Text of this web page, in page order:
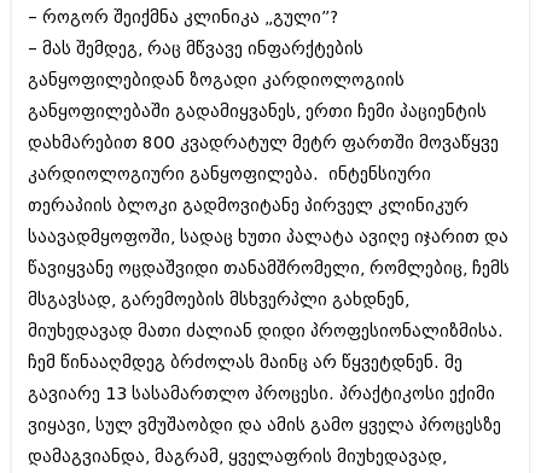
ნოემბერი 2017 (212)
ოქტომბერი 2017 (231)
სექტემბერი 2017 (261)
ივლისი 2017 (233)
ივნისი 2017 (265)
მაისი 2017 (216)
აპრილი 2017 (220)
მარტი 2017 (212)
თებერვალი 2017 (205)
იანვარი 2017 (246)
დეკემბერი 2016 (207)
ნოემბერი 2016 (207)
ოქტომბერი 2016 (257)
სექტემბერი 2016 (224)
აგვისტო 2016 (258)
ივნისი 2016 (221)
მაისი 2016 (261)
– როგორ შეიქმნა კლინიკა „გული”?
– მას შემდეგ, რაც მწვავე ინფარქტების
განყოფილებიდან ზოგადი კარდიოლოგიის
განყოფილებაში გადამიყვანეს, ერთი ჩემი პაციენტის
დახმარებით 800 კვადრატულ მეტრ ფართში მოვაწყვე
კარდიოლოგიური განყოფილება. ინტენსიური
თერაპიის ბლოკი გადმოვიტანე პირველ კლინიკურ
საავადმყოფოში, სადაც ხუთი პალატა ავიღე იჯარით და
წავიყვანე ოცდაშვიდი თანამშრომელი, რომლებიც, ჩემს
მსგავსად, გარემოების მსხვერპლი გახდნენ,
მიუხედავად მათი ძალიან დიდი პროფესიონალიზმისა.
ჩემ წინააღმდეგ ბრძოლას მაინც არ წყვეტდნენ. მე
გავიარე 13 სასამართლო პროცესი. პრაქტიკოსი ექიმი
ვიყავი, სულ ვმუშაობდი და ამის გამო ყველა პროცესზე
დამაგვიანდა, მაგრამ, ყველაფრის მიუხედავად,